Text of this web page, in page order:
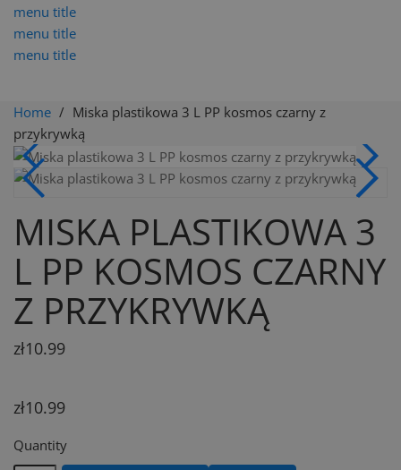
menu title
menu title
menu title
Home
Miska plastikowa 3 L PP kosmos czarny z
przykrywką
MISKA PLASTIKOWA 3
L PP KOSMOS CZARNY
Z PRZYKRYWKĄ
zł10.99
zł10.99
Quantity